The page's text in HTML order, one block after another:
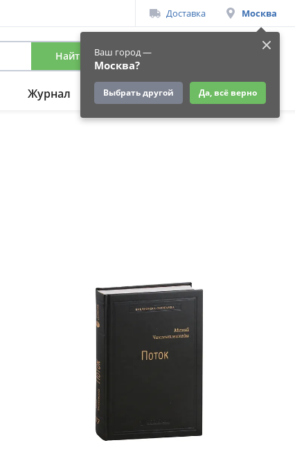
Доставка Москва
Ваш город —
Москва?
Выбрать другой Да, всё верно
Найти Вход
Журнал Подарки Ещё